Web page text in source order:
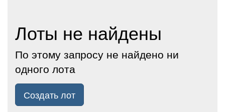
Лоты не найдены
По этому запросу не найдено ни
одного лота
Создать лот